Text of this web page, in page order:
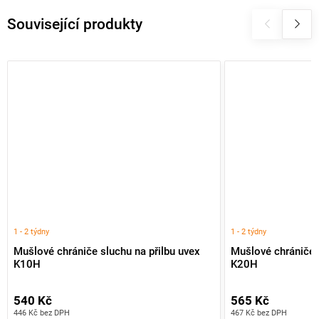
Související produkty
Mušlové chrániče sluchu na přilbu uvex
K10H
1 - 2 týdny
446 Kč bez DPH
540 Kč
Mušlové chrániče
K20H
1 - 2 týdny
467 Kč bez DPH
565 Kč